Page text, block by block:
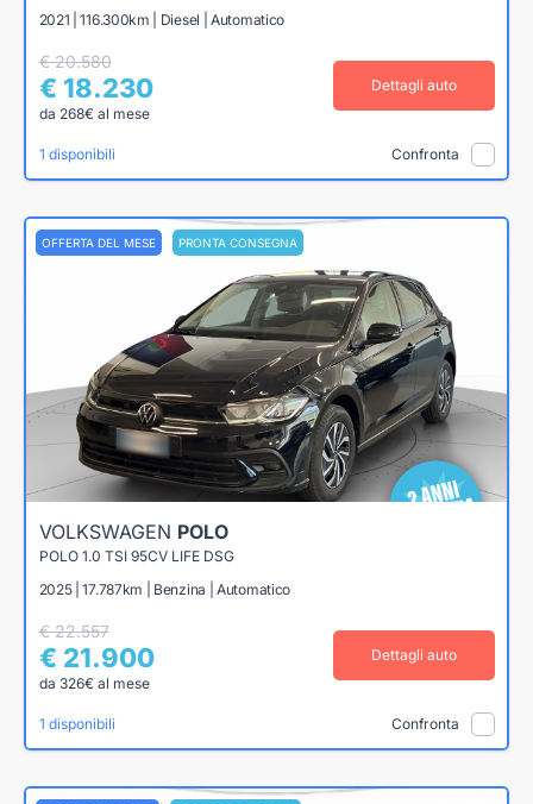
2021 | 116.300km | Diesel | Automatico
€ 20.580
€ 18.230
da 268€ al mese
Dettagli auto
1 disponibili Confronta
OFFERTA DEL MESE PRONTA CONSEGNA
VOLKSWAGEN POLO
POLO 1.0 TSI 95CV LIFE DSG
2025 | 17.787km | Benzina | Automatico
€ 22.557
€ 21.900
da 326€ al mese
Dettagli auto
1 disponibili Confronta